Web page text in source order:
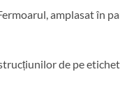
amplasat în
de pe